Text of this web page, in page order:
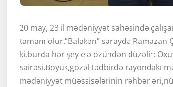
20 may, 23 il mədəniyyət sahəsində
tamam olur.”Balakən” sarayda
ki,burda hər şey elə özündən düzəlir:
sairəsi.Böyük,gözəl tədbirdə rayondakı
mədəniyyət müəssisələrinin